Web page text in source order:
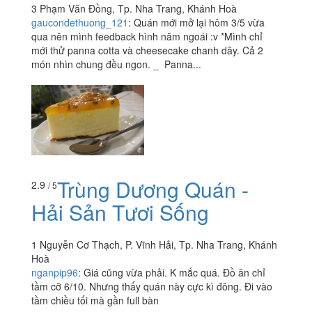
3 Phạm Văn Đồng, Tp. Nha Trang, Khánh Hoà
gaucondethuong_121 : Quán mới mở lại hôm 3/5 vừa
qua nên mình feedback hình năm ngoái :v *Mình chỉ
mới thử panna cotta và cheesecake chanh dây. Cả 2
món nhìn chung đều ngon. _ Panna...
2.9 / 5Trùng Dương Quán -
Hải Sản Tươi Sống
1 Nguyễn Cơ Thạch, P. Vĩnh Hải, Tp. Nha Trang, Khánh
Hoà
nganpip96: Giá cũng vừa phải. K mắc quá. Đồ ăn chỉ
tầm cỡ 6/10. Nhưng thấy quán này cực kì đông. Đi vào
tầm chiều tối mà gần full bàn